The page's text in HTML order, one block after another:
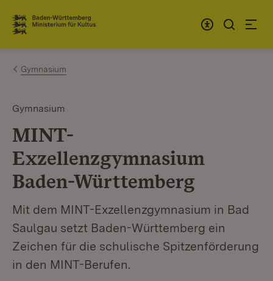
Zum Inhalt springen
Link zur Startseite
Gymnasium
Gymnasium
MINT-
Exzellenzgymnasium
Baden-Württemberg
Mit dem MINT-Exzellenzgymnasium in Bad
Saulgau setzt Baden-Württemberg ein
Zeichen für die schulische Spitzenförderung
in den MINT-Berufen.